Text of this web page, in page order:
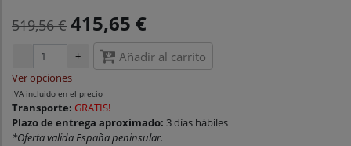
519,56 € 415,65 €
- + Añadir al carrito
Ver opciones
IVA incluido en el precio
Transporte: GRATIS!
Plazo de entrega aproximado: 3 días hábiles
*Oferta valida España peninsular.